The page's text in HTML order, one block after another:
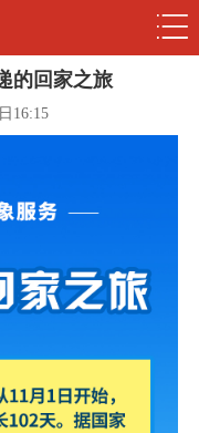
的回家之旅
16:15